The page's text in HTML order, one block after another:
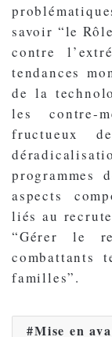
savoir “le
contre
tendances
de la
les contre-
fructueux
programmes
aspects
liés au
“Gérer le
combattants
familles”.
Mise en